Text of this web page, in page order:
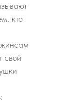
кто
свой